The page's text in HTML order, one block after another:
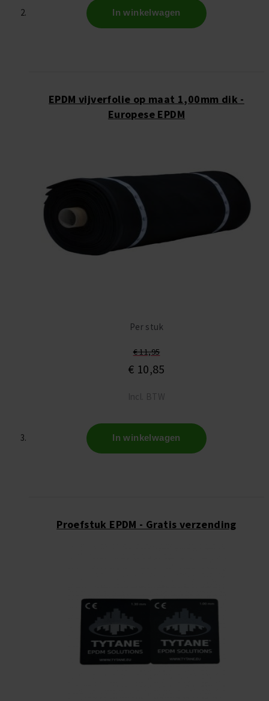
In winkelwagen
EPDM vijverfolie op maat 1,00mm dik -
Europese EPDM
Per stuk
€ 11,95
€ 10,85
Incl. BTW
In winkelwagen
Proefstuk EPDM - Gratis verzending